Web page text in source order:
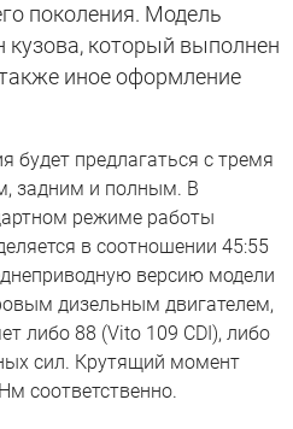
поколения. Модель
кузова, который выполнен
иное оформление
будет предлагаться с тремя
задним и полным. В
режиме работы
в соотношении 45:55
версию модели
дизельным двигателем,
либо 88 (Vito 109 CDI), либо
сил. Крутящий момент
соответственно.